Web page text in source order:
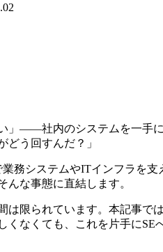
」——社内のシステムを一手
どう回すんだ？」
務システムやITインフラを
な事態に直結します。
は限られています。本記事で
くなくても、これを片手に